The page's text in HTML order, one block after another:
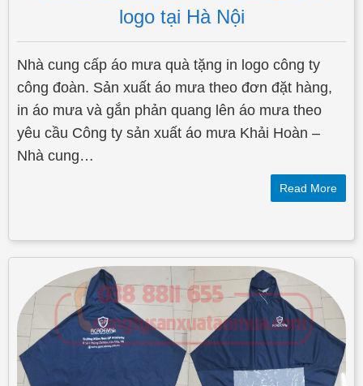
logo tại Hà Nội
Nhà cung cấp áo mưa quà tặng in logo công ty
công đoàn. Sản xuất áo mưa theo đơn đặt hàng,
in áo mưa và gắn phản quang lên áo mưa theo
yêu cầu Công ty sản xuất áo mưa Khải Hoàn –
Nhà cung…
Read More